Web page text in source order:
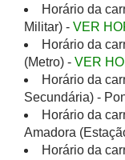
Horário da
Militar) - VER
Horário da
(Metro) - VER
Horário da
Secundária) -
Horário da
Amadora
Horário da